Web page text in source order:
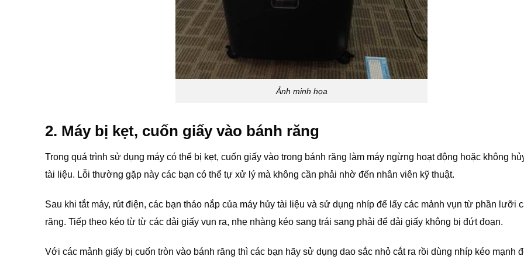
Ảnh minh họa
2. Máy bị kẹt, cuốn giấy vào bánh răng
Trong quá trình sử dụng máy có thể bị kẹt, cuốn giấy vào trong bánh răng làm máy ngừng hoạt động hoặc không
tài liệu. Lỗi thường gặp này các bạn có thể tự xử lý mà không cần phải nhờ đến nhân viên kỹ thuật.
Sau khi tắt máy, rút điện, các bạn tháo nắp của máy hủy tài liệu và sử dụng nhíp để lấy các mảnh vụn từ phần lưỡi
răng. Tiếp theo kéo từ từ các dải giấy vụn ra, nhẹ nhàng kéo sang trái sang phải để dải giấy không bị đứt đoạn.
Với các mảnh giấy bị cuốn tròn vào bánh răng thì các bạn hãy sử dụng dao sắc nhỏ cắt ra rồi dùng nhíp kéo mạnh